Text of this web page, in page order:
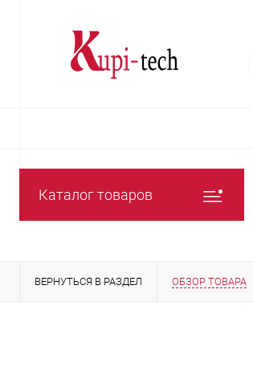
Каталог товаров
ВЕРНУТЬСЯ В РАЗДЕЛ ОБЗОР ТОВАРА